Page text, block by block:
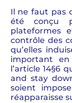
Il ne faut pas
été conçu
plateformes
contrôle des
qu’elles
important
l’article 14§6
and stay
soient
réapparaisse